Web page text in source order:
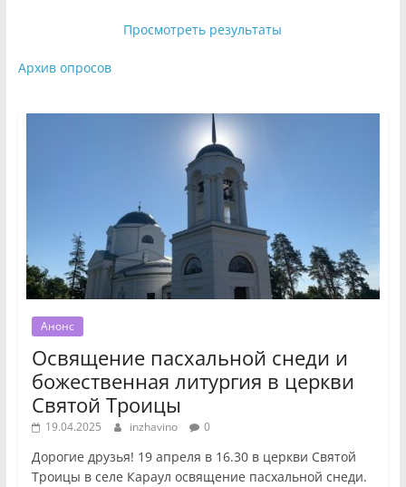
Просмотреть результаты
Архив опросов
Анонс
Освящение пасхальной снеди и
божественная литургия в церкви
Святой Троицы
19.04.2025 inzhavino 0
Дорогие друзья! 19 апреля в 16.30 в церкви Святой
Троицы в селе Караул освящение пасхальной снеди.